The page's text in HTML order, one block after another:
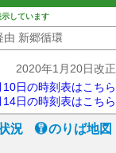
しています
由 新郷循環
2020年1月20日改正
日の時刻表はこちら
日の時刻表はこちら
況 のりば地図